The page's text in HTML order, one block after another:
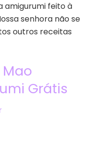
amigurumi feito à
senhora não se
outros receitas
Mao
Grátis